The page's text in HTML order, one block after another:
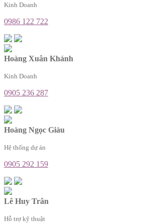
Kinh Doanh
0986 122 722
Hoàng Xuân Khánh
Kinh Doanh
0905 236 287
Hoàng Ngọc Giàu
Hệ thống dự án
0905 292 159
Lê Huy Trân
Hỗ trợ kỹ thuật